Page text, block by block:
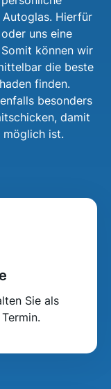
Hierfür
uns eine
können wir
die beste
finden.
besonders
damit
ist.
Sie als